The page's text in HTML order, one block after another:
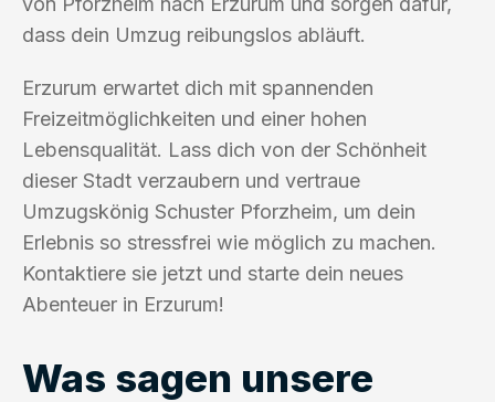
dass dein Umzug reibungslos abläuft.
Erzurum erwartet dich mit spannenden
Freizeitmöglichkeiten und einer hohen
Lebensqualität. Lass dich von der Schönheit
dieser Stadt verzaubern und vertraue
Umzugskönig Schuster Pforzheim, um dein
Erlebnis so stressfrei wie möglich zu machen.
Kontaktiere sie jetzt und starte dein neues
Abenteuer in Erzurum!
Was sagen unsere